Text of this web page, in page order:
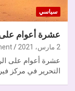
سياسي
عشرة أعوام على
2 مارس، 2021
عشرة أعوام على
التحرير في مركز فيريل